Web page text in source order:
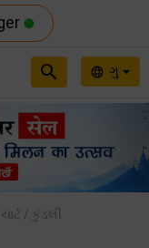
language ગુ
search
/ કુંડલી